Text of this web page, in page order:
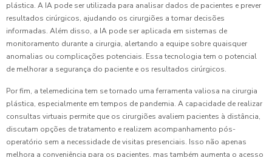
plástica. A IA pode ser utilizada para analisar dados de pacientes e prever
resultados cirúrgicos, ajudando os cirurgiões a tomar decisões
informadas. Além disso, a IA pode ser aplicada em sistemas de
monitoramento durante a cirurgia, alertando a equipe sobre quaisquer
anomalias ou complicações potenciais. Essa tecnologia tem o potencial
de melhorar a segurança do paciente e os resultados cirúrgicos.
Por fim, a telemedicina tem se tornado uma ferramenta valiosa na cirurgia
plástica, especialmente em tempos de pandemia. A capacidade de realizar
consultas virtuais permite que os cirurgiões avaliem pacientes à distância,
discutam opções de tratamento e realizem acompanhamento pós-
operatório sem a necessidade de visitas presenciais. Isso não apenas
melhora a conveniência para os pacientes, mas também aumenta o acesso